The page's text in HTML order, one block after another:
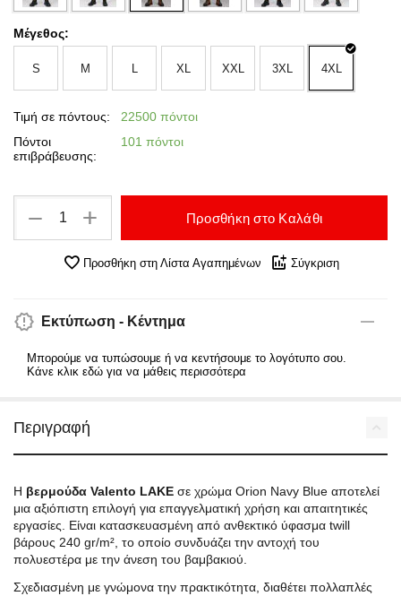
Μέγεθος:
S M L XL XXL 3XL 4XL
Τιμή σε πόντους:
22500 πόντοι
Πόντοι
επιβράβευσης:
101 πόντοι
+
− Προσθήκη στο Καλάθι
Προσθήκη στη Λίστα Αγαπημένων Σύγκριση
Εκτύπωση - Κέντημα
Μπορούμε να τυπώσουμε ή να κεντήσουμε το λογότυπο σου.
Κάνε κλικ εδώ για να μάθεις περισσότερα
Περιγραφή
Η βερμούδα Valento LAKE σε χρώμα Orion Navy Blue αποτελεί
μια αξιόπιστη επιλογή για επαγγελματική χρήση και απαιτητικές
εργασίες. Είναι κατασκευασμένη από ανθεκτικό ύφασμα twill
βάρους 240 gr/m², το οποίο συνδυάζει την αντοχή του
πολυεστέρα με την άνεση του βαμβακιού.
Σχεδιασμένη με γνώμονα την πρακτικότητα, διαθέτει πολλαπλές